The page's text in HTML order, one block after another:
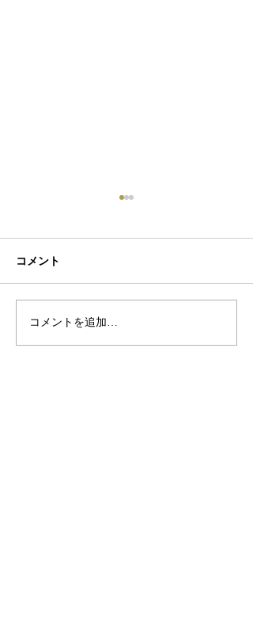
初ネイル
コメント
コメントを追加…